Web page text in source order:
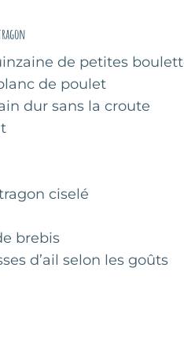
de petites
de poulet
dur sans la croute
ciselé
brebis
d’ail selon les goûts